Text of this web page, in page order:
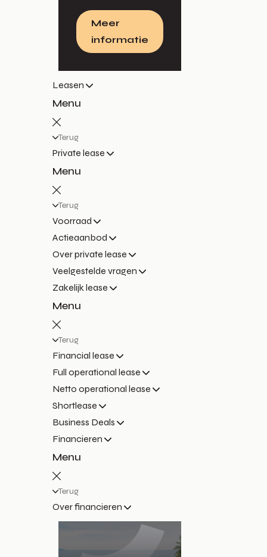
Meer
informatie
Leasen
Menu
Terug
Private lease
Menu
Terug
Voorraad
Actieaanbod
Over private lease
Veelgestelde vragen
Zakelijk lease
Menu
Terug
Financial lease
Full operational lease
Netto operational lease
Shortlease
Business Deals
Financieren
Menu
Terug
Over financieren